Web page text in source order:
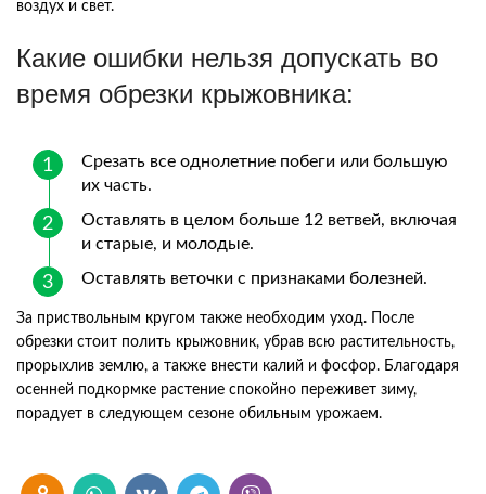
воздух и свет.
Какие ошибки нельзя допускать во
время обрезки крыжовника:
Срезать все однолетние побеги или большую
их часть.
Оставлять в целом больше 12 ветвей, включая
и старые, и молодые.
Оставлять веточки с признаками болезней.
За приствольным кругом также необходим уход. После
обрезки стоит полить крыжовник, убрав всю растительность,
прорыхлив землю, а также внести калий и фосфор. Благодаря
осенней подкормке растение спокойно переживет зиму,
порадует в следующем сезоне обильным урожаем.